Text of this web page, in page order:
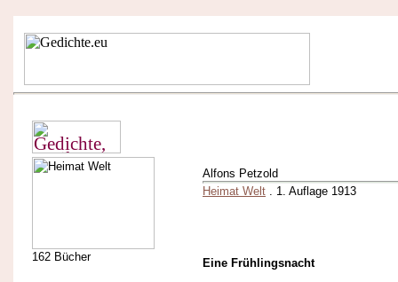
162 Bücher
Alfons Petzold
Heimat Welt . 1. Auflage 1913
Eine Frühlingsnacht